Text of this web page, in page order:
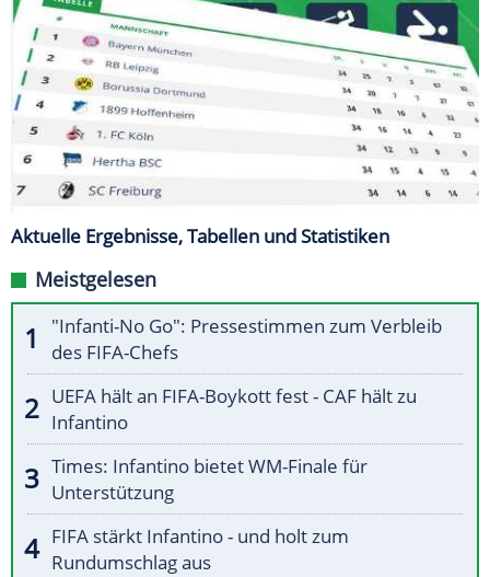
Aktuelle Ergebnisse, Tabellen und Statistiken
Meistgelesen
"Infanti-No Go": Pressestimmen zum Verbleib
des FIFA-Chefs
UEFA hält an FIFA-Boykott fest - CAF hält zu
Infantino
Times: Infantino bietet WM-Finale für
Unterstützung
FIFA stärkt Infantino - und holt zum
Rundumschlag aus